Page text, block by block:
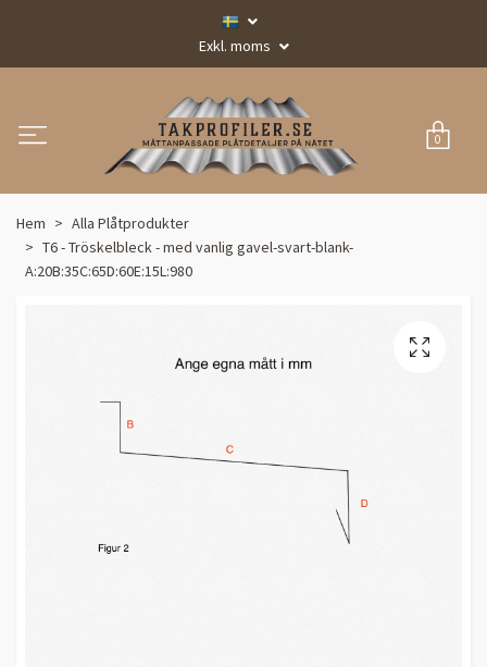
Exkl. moms
0
Hem
Alla Plåtprodukter
T6 - Tröskelbleck - med vanlig gavel-svart-blank-
A:20B:35C:65D:60E:15L:980